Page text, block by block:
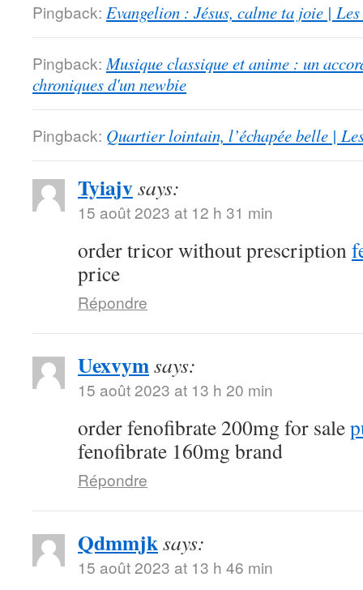
Pingback: Evangelion : Jésus, calme ta joie |
Pingback: Musique classique et anime : un
chroniques d'un newbie
Pingback: Quartier lointain, l’échapée belle |
Tyiajvsays:
15 août 2023 at 12 h 31 min
order tricor without prescription
price
Répondre
Uexvymsays:
15 août 2023 at 13 h 20 min
order fenofibrate 200mg for sale
fenofibrate 160mg brand
Répondre
Qdmmjksays:
15 août 2023 at 13 h 46 min